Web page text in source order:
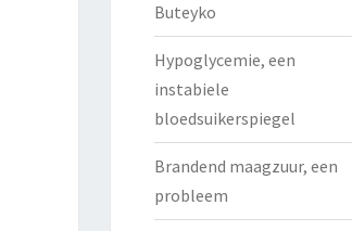
Buteyko
Hypoglycemie, een
instabiele
bloedsuikerspiegel
Brandend maagzuur, een
probleem